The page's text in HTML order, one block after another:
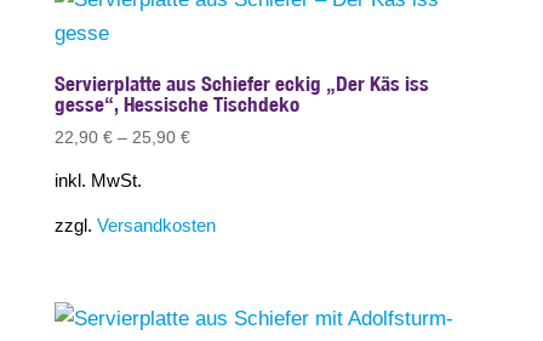
Servierplatte aus Schiefer eckig „Der Käs iss
gesse“, Hessische Tischdeko
22,90 €– 25,90 €
inkl. MwSt.
zzgl. Versandkosten